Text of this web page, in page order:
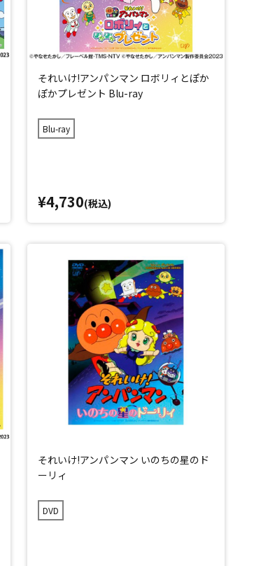
それいけ!アンパンマン ロボリィとぽか
ぽかプレゼント Blu-ray
Blu-ray
¥4,730(税込)
それいけ!アンパンマン いのちの星のド
ーリィ
DVD